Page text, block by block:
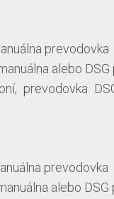
prevodovka
alebo
prevodovka
prevodovka
alebo